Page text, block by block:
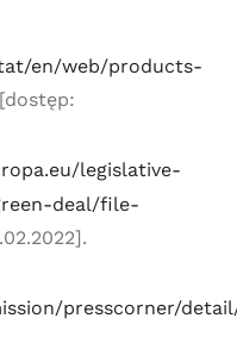
en/web/products-
legislative-
deal/file-
presscorner/